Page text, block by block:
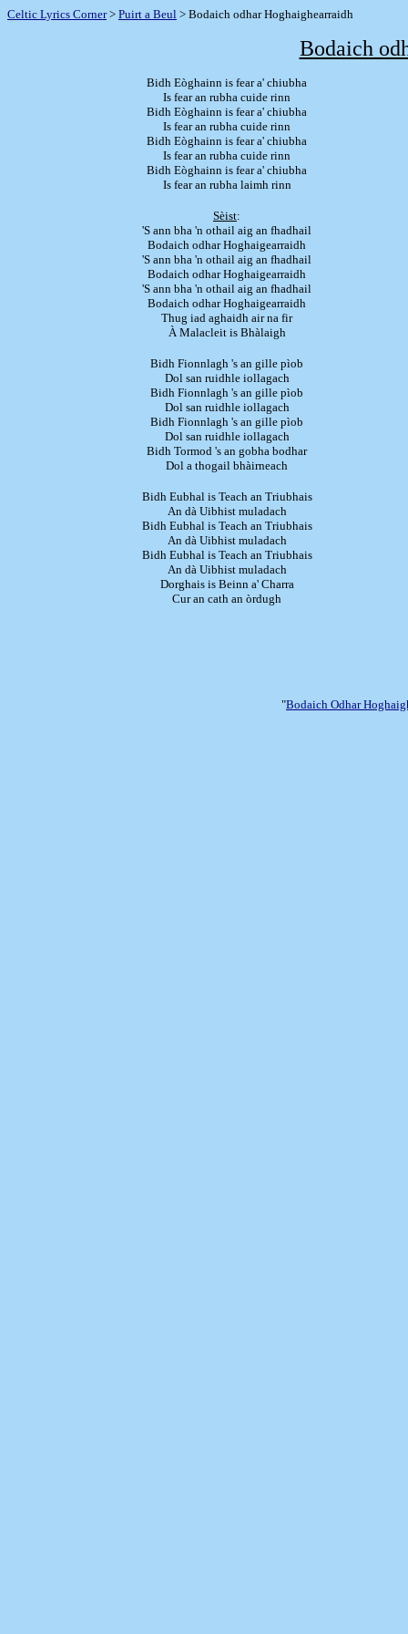
Celtic Lyrics Corner> Puirt a Beul > Bodaich odhar Hoghaighearraidh
Bodaich
Bidh Eòghainn is fear a' chiubha
Is fear an rubha cuide rinn
Bidh Eòghainn is fear a' chiubha
Is fear an rubha cuide rinn
Bidh Eòghainn is fear a' chiubha
Is fear an rubha cuide rinn
Bidh Eòghainn is fear a' chiubha
Is fear an rubha laimh rinn
Sèist:
'S ann bha 'n othail aig an fhadhail
Bodaich odhar Hoghaigearraidh
'S ann bha 'n othail aig an fhadhail
Bodaich odhar Hoghaigearraidh
'S ann bha 'n othail aig an fhadhail
Bodaich odhar Hoghaigearraidh
Thug iad aghaidh air na fir
À Malacleit is Bhàlaigh
Bidh Fionnlagh 's an gille pìob
Dol san ruidhle iollagach
Bidh Fionnlagh 's an gille pìob
Dol san ruidhle iollagach
Bidh Fionnlagh 's an gille pìob
Dol san ruidhle iollagach
Bidh Tormod 's an gobha bodhar
Dol a thogail bhàirneach
Bidh Eubhal is Teach an Triubhais
An dà Uibhist muladach
Bidh Eubhal is Teach an Triubhais
An dà Uibhist muladach
Bidh Eubhal is Teach an Triubhais
An dà Uibhist muladach
Dorghais is Beinn a' Charra
Cur an cath an òrdugh
"Bodaich Odhar